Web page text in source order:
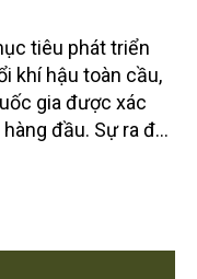
tiêu phát triển
khí hậu toàn cầu,
gia được xác
đầu. Sự ra đời
toàn diện,
nâng cao hiệu